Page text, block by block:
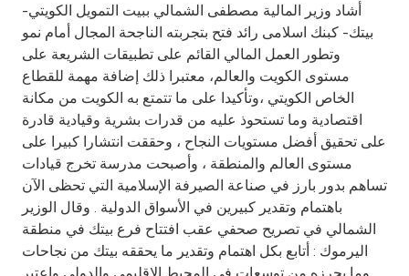
After Sales Services
Contact us
Branch & ATM locator
Germany
Malaysia
أشاد وزير المالية مصطفى الشمالي ببيت التمويل الكويتي-
بيتك- كبنك اسلامى رائد فتح بتجربته الناجحة المجال أمام نمو
وتطور العمل المالي القائم على تطبيقات الشريعة على
مستوى الكويت والعالم، معتبرا ذلك إضافة مهمة للقطاع
الخاص الكويتي ،وتأكيدا على ما تتمتع به الكويت من مكانة
اقتصادية وما تستحوذ عليه من قدرات بشرية وقيادية قادرة
على تحقيق أفضل مستويات النجاح ، وحققت انتشارا كبيرا على
مستوى العالم والمنطقة ، وأصبحت مدرسة تخرج قيادات
تساهم بدور بارز في صناعة الصيرفة الإسلامية التي تحظى الآن
باهتمام وتقدير كبيرين في الأسواق الدولية . وقال الوزير
الشمالي في تصريح صحفي عقب افتتاح فرع بيتك في منطقة
اليرموك : أتابع بكل اهتمام وتقدير ما يحققه بيتك من نجاحات